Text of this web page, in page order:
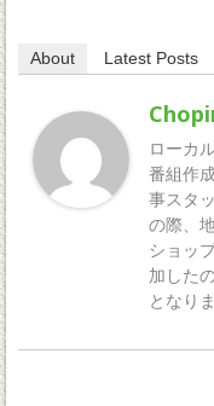
About Latest Posts
ローカ
番組作
事スタ
の際、
ショッ
加した
となり